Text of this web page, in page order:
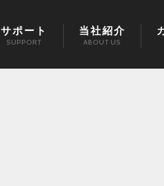
サポート
SUPPORT
当社紹介
ABOUT US